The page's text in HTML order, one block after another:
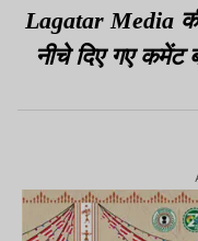
Lagatar Media
नीचे दिए गए कमेंट